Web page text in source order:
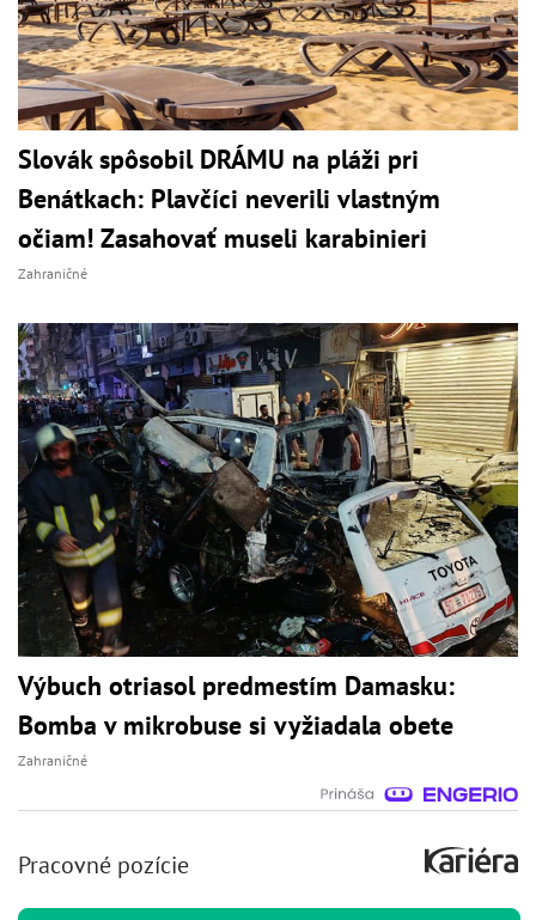
Slovák spôsobil DRÁMU na pláži pri
Benátkach: Plavčíci neverili vlastným
očiam! Zasahovať museli karabinieri
Zahraničné
Výbuch otriasol predmestím Damasku:
Bomba v mikrobuse si vyžiadala obete
Zahraničné
Pracovné pozície